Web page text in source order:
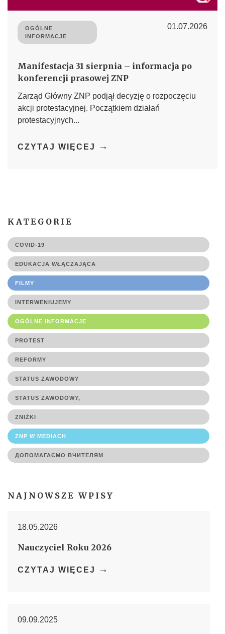
OGÓLNE
INFORMACJE
01.07.2026
Manifestacja 31 sierpnia – informacja po
konferencji prasowej ZNP
Zarząd Główny ZNP podjął decyzję o rozpoczęciu
akcji protestacyjnej. Początkiem działań
protestacyjnych...
CZYTAJ WIĘCEJ →
KATEGORIE
COVID-19
EDUKACJA WŁĄCZAJĄCA
FILMY
INTERWENIUJEMY
OGÓLNE INFORMACJE
PROTEST
REFORMY
STATUS ZAWODOWY
STATUS ZAWODOWY,
ZNIŻKI
ZNP W MEDIACH
ДОПОМАГАЄМО ВЧИТЕЛЯМ
NAJNOWSZE WPISY
18.05.2026
Nauczyciel Roku 2026
CZYTAJ WIĘCEJ →
09.09.2025